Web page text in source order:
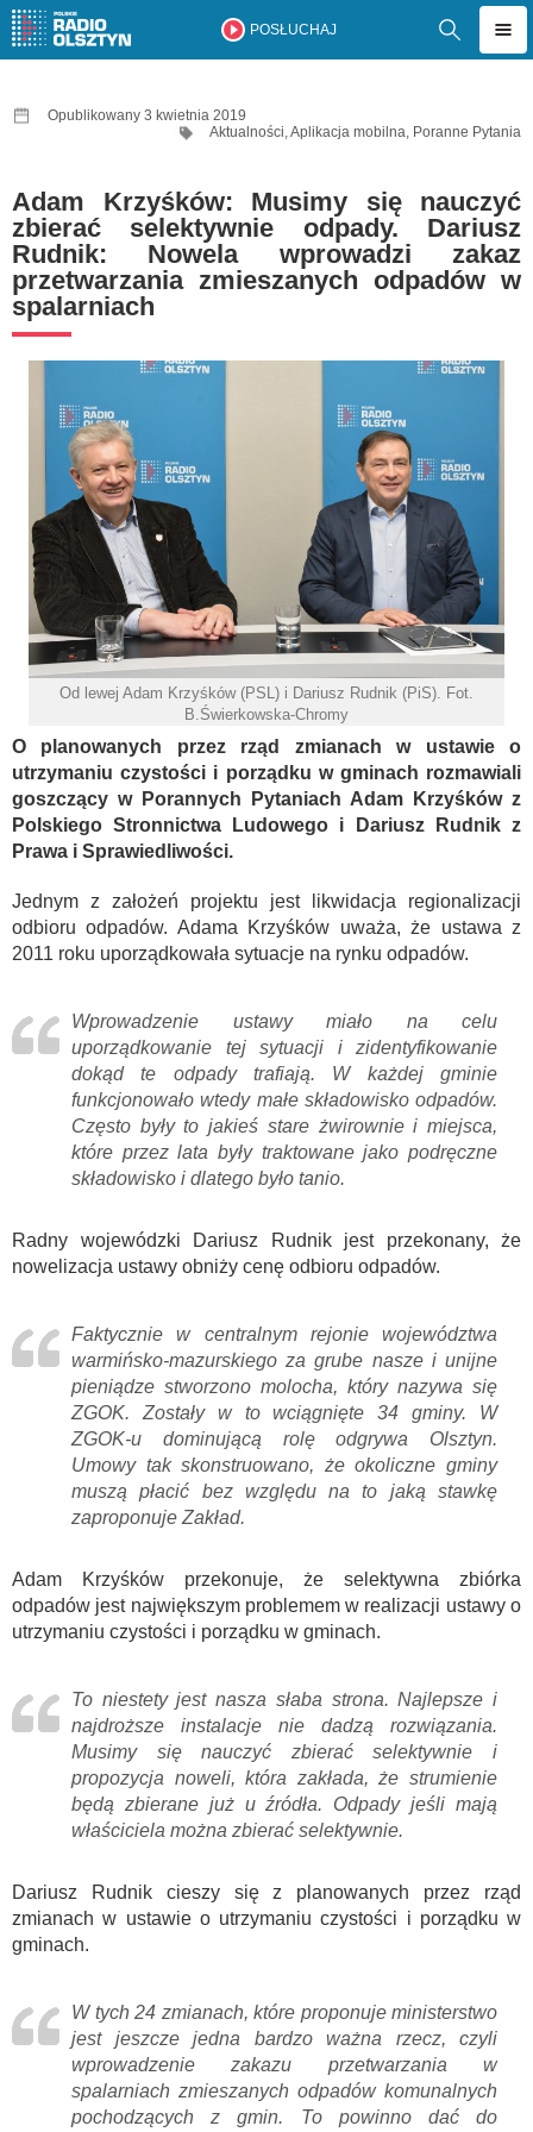
POSŁUCHAJ
Opublikowany 3 kwietnia 2019
Aktualności,Aplikacja mobilna, Poranne Pytania
Adam Krzyśków: Musimy się nauczyć
zbierać selektywnie odpady. Dariusz
Rudnik: Nowela wprowadzi zakaz
przetwarzania zmieszanych odpadów w
spalarniach
Od lewej Adam Krzyśków (PSL) i Dariusz Rudnik (PiS). Fot.
B.Świerkowska-Chromy
O planowanych przez rząd zmianach w ustawie o
utrzymaniu czystości i porządku w gminach rozmawiali
goszczący w Porannych Pytaniach Adam Krzyśków z
Polskiego Stronnictwa Ludowego i Dariusz Rudnik z
Prawa i Sprawiedliwości.
Jednym z założeń projektu jest likwidacja regionalizacji
odbioru odpadów. Adama Krzyśków uważa, że ustawa z
2011 roku uporządkowała sytuacje na rynku odpadów.
Wprowadzenie ustawy miało na celu
uporządkowanie tej sytuacji i zidentyfikowanie
dokąd te odpady trafiają. W każdej gminie
funkcjonowało wtedy małe składowisko odpadów.
Często były to jakieś stare żwirownie i miejsca,
które przez lata były traktowane jako podręczne
składowisko i dlatego było tanio.
Radny wojewódzki Dariusz Rudnik jest przekonany, że
nowelizacja ustawy obniży cenę odbioru odpadów.
Faktycznie w centralnym rejonie województwa
warmińsko-mazurskiego za grube nasze i unijne
pieniądze stworzono molocha, który nazywa się
ZGOK. Zostały w to wciągnięte 34 gminy. W
ZGOK-u dominującą rolę odgrywa Olsztyn.
Umowy tak skonstruowano, że okoliczne gminy
muszą płacić bez względu na to jaką stawkę
zaproponuje Zakład.
Adam Krzyśków przekonuje, że selektywna zbiórka
odpadów jest największym problemem w realizacji ustawy o
utrzymaniu czystości i porządku w gminach.
To niestety jest nasza słaba strona. Najlepsze i
najdroższe instalacje nie dadzą rozwiązania.
Musimy się nauczyć zbierać selektywnie i
propozycja noweli, która zakłada, że strumienie
będą zbierane już u źródła. Odpady jeśli mają
właściciela można zbierać selektywnie.
Dariusz Rudnik cieszy się z planowanych przez rząd
zmianach w ustawie o utrzymaniu czystości i porządku w
gminach.
W tych 24 zmianach, które proponuje ministerstwo
jest jeszcze jedna bardzo ważna rzecz, czyli
wprowadzenie zakazu przetwarzania w
spalarniach zmieszanych odpadów komunalnych
pochodzących z gmin. To powinno dać do